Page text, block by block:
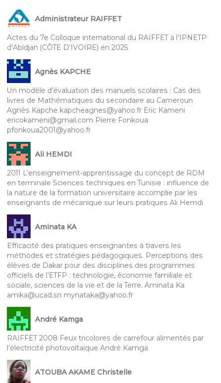
Administrateur RAIFFET
Actes du 7e Colloque international du RAIFFET à l’IPNETP
d’Abidjan (CÔTE D’IVOIRE) en 2025
Agnès KAPCHE
Un modèle d’évaluation des manuels scolaires : Cas des
livres de Mathématiques du secondaire au Cameroun
Agnès Kapche kapcheagnes@yahoo.fr Eric Kameni
ericokameni@gmail.com Pierre Fonkoua
pfonkoua2001@yahoo.fr
Ali HEMDI
2011 L’enseignement-apprentissage du concept de RDM
en terminale Sciences techniques en Tunisie : influence de
la nature de la formation universitaire accomplie par les
enseignants de mécanique sur leurs pratiques Ali Hemdi
Aminata KA
Efficacité des pratiques enseignantes à travers les
méthodes et stratégies pédagogiques. Perceptions des
élèves de Dakar pour des disciplines des programmes
officiels de l’ETFP : technologie, économie familiale et
sociale, sciences de la vie et de la Terre. Aminata Ka
amika@ucad.sn mynataka@yahoo.fr
André Kamga
RAIFFET 2008 Feux tricolores de carrefour alimentés par
l’électricité photovoltaïque André Kamga
ATOUBA AKAME Christelle